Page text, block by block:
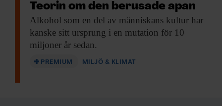
Teorin om den berusade apan
Alkohol som en del av människans kultur har
kanske sitt ursprung i en mutation för 10
miljoner år sedan.
PREMIUM MILJÖ & KLIMAT